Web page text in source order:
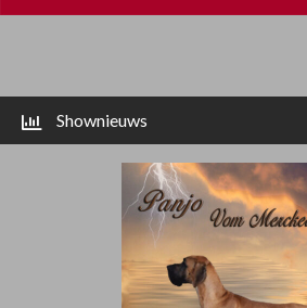
Shownieuws